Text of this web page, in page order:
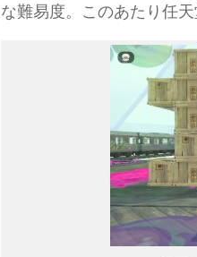
な難易度。このあたり任天